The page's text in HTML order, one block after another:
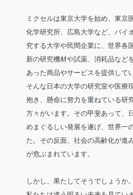
ミクセルは東京大学を始め、東京
化学研究所、広島大学など、バイ
究する大学や民間企業に、世界各
新の研究機材や試薬、消耗品など
あった商品やサービスを提供して
そんな日本の大学の研究室や医療
抱き、懸命に努力を重ねている研
方々がいます。その甲斐あって、
めまぐるしい発展を遂げ、世界一
た。その反面、社会の高齢化が進
が危ぶまれています。
しかし、果たしてそうでしょうか。